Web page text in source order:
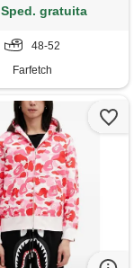
Sped. gratuita
48-52
Farfetch